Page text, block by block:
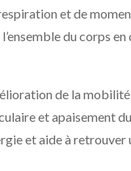
et de
du corps
de la
et apaisement
et aide à